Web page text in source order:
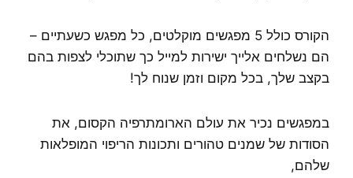
-
טל
שדה
הקורס כולל 5 מפגשים מוקלטים, כל מפגש כשעתיים –
הם נשלחים אלייך ישירות למייל כך שתוכלי לצפות בהם
בקצב שלך, בכל מקום וזמן שנוח לך!
במפגשים נכיר את עולם הארומתרפיה הקסום, את
הסודות של שמנים טהורים ותכונות הריפוי המופלאות
שלהם,